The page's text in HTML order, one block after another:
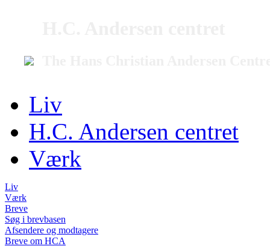
Liv
H.C. Andersen centret
Værk
Liv
Værk
Breve
Søg i brevbasen
Afsendere og modtagere
Breve om HCA